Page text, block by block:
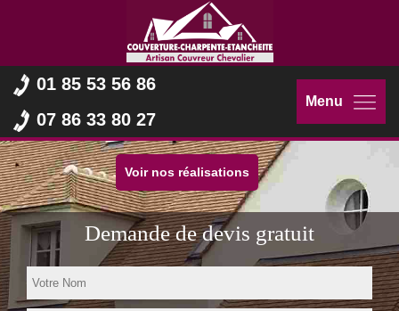
01 85 53 56 86
07 86 33 80 27
Menu
Voir nos réalisations
Demande de devis gratuit